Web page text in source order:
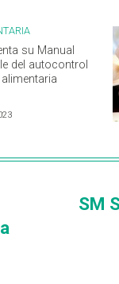
su Manual
del autocontrol
SM